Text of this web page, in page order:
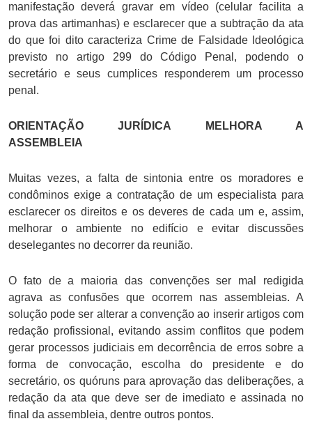
manifestação deverá gravar em vídeo (celular facilita a
prova das artimanhas) e esclarecer que a subtração da ata
do que foi dito caracteriza Crime de Falsidade Ideológica
previsto no artigo 299 do Código Penal, podendo o
secretário e seus cumplices responderem um processo
penal.
ORIENTAÇÃO JURÍDICA MELHORA A
ASSEMBLEIA
Muitas vezes, a falta de sintonia entre os moradores e
condôminos exige a contratação de um especialista para
esclarecer os direitos e os deveres de cada um e, assim,
melhorar o ambiente no edifício e evitar discussões
deselegantes no decorrer da reunião.
O fato de a maioria das convenções ser mal redigida
agrava as confusões que ocorrem nas assembleias. A
solução pode ser alterar a convenção ao inserir artigos com
redação profissional, evitando assim conflitos que podem
gerar processos judiciais em decorrência de erros sobre a
forma de convocação, escolha do presidente e do
secretário, os quóruns para aprovação das deliberações, a
redação da ata que deve ser de imediato e assinada no
final da assembleia, dentre outros pontos.